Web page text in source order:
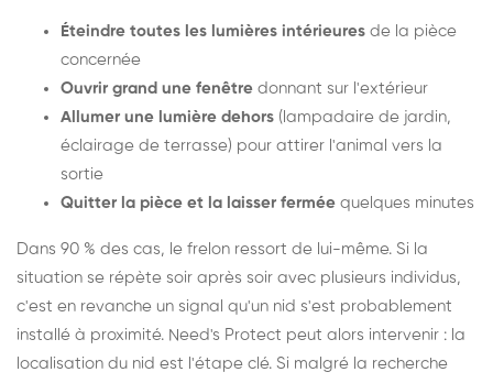
Éteindre toutes les lumières intérieures de la pièce
concernée
Ouvrir grand une fenêtre donnant sur l'extérieur
Allumer une lumière dehors (lampadaire de jardin,
éclairage de terrasse) pour attirer l'animal vers la
sortie
Quitter la pièce et la laisser fermée quelques minutes
Dans 90 % des cas, le frelon ressort de lui-même. Si la
situation se répète soir après soir avec plusieurs individus,
c'est en revanche un signal qu'un nid s'est probablement
installé à proximité. Need's Protect peut alors intervenir : la
localisation du nid est l'étape clé. Si malgré la recherche